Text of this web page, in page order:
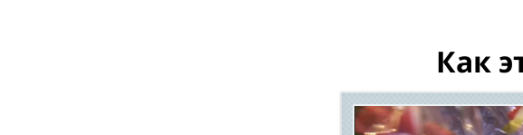
Как